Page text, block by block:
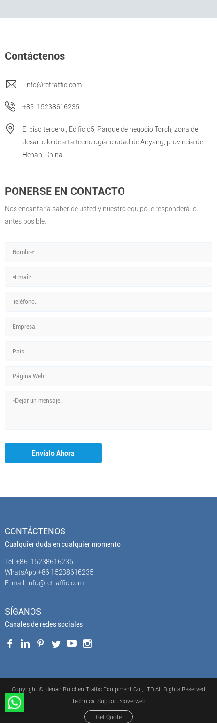
Contáctenos
info@rctraffic.com
+86-15238616235
El piso tercero , Edificio5, Parque de negocio Torch, zona de
desarrollo de alta tecnología, ciudad de Anyang, provincia de
Henan, China
PONERSE EN CONTACTO
Nos encantaría saber de usted y nuestro equipo le responderá lo
antes posible.
Envíalo Ahora
CONTÁCTENOS
Cualquier duda en cualquier momento
Tel: +86-15238616235
WhatsApp:+86 15238616235
E-mail: info@rctraffic.com
SÍGANOS
Canales de redes sociales
Copyright © Henan Ruichen Traffic Equipment Co., LTD All Rights Reserved
Technical Support :coverweb
Get Quote